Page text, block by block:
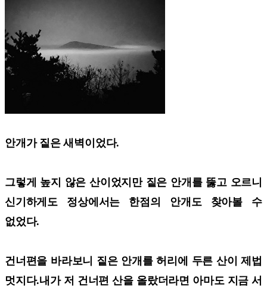
안개가 짙은 새벽이었다.
그렇게 높지 않은 산이었지만 짙은 안개를 뚫고 오르니
신기하게도 정상에서는 한점의 안개도 찾아볼 수
없었다.
건너편을 바라보니 짙은 안개를 허리에 두른 산이 제법
멋지다.내가 저 건너편 산을 올랐더라면 아마도 지금 서